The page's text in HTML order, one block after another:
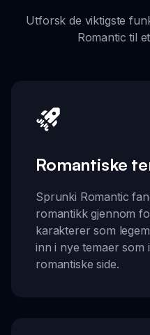
Utforsk de viktigste
Romantic til
Romantiske
Sprunki Romantic
romantikk gjennom
karakterer som
inn i nye temaer som
romantiske side.